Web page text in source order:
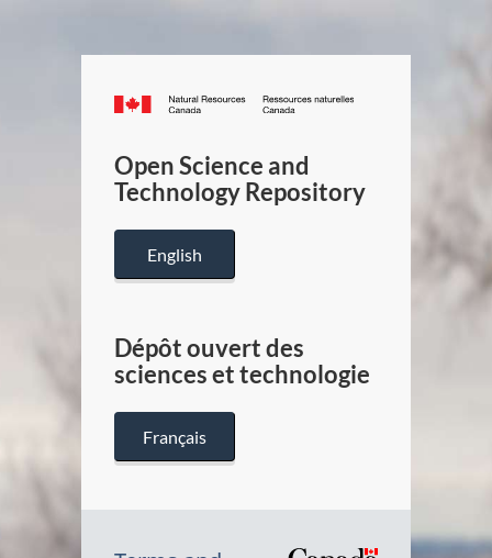
Canada.ca
/
Canada
Open Science and
Technology Repository
English
Dépôt ouvert des
sciences et technologie
Français